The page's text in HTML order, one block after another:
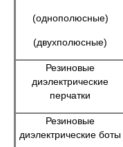
(однополюсные)
(двухполюсные)
Резиновые
диэлектрические
перчатки
Резиновые
диэлектрические боты